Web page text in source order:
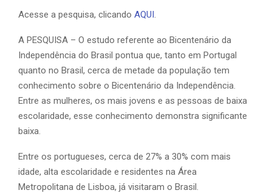
Acesse a pesquisa, clicando AQUI
A PESQUISA – O estudo referente ao Bicentenário da
Independência do Brasil pontua que, tanto em Portugal
quanto no Brasil, cerca de metade da população tem
conhecimento sobre o Bicentenário da Independência.
Entre as mulheres, os mais jovens e as pessoas de baixa
escolaridade, esse conhecimento demonstra significante
baixa.
Entre os portugueses, cerca de 27% a 30% com mais
idade, alta escolaridade e residentes na Área
Metropolitana de Lisboa, já visitaram o Brasil.